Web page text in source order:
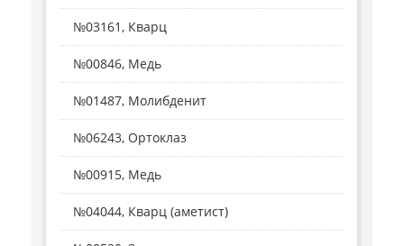
№03161, Кварц
№00846, Медь
№01487, Молибденит
№06243, Ортоклаз
№00915, Медь
№04044, Кварц (аметист)